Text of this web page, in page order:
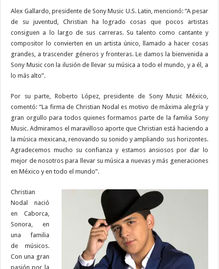
Alex Gallardo, presidente de Sony Music U.S. Latin, mencionó: “A pesar
de su juventud, Christian ha logrado cosas que pocos artistas
consiguen a lo largo de sus carreras. Su talento como cantante y
compositor lo convierten en un artista único, llamado a hacer cosas
grandes, a trascender géneros y fronteras. Le damos la bienvenida a
Sony Music con la ilusión de llevar su música a todo el mundo, y a él, a
lo más alto”.
Por su parte, Roberto López, presidente de Sony Music México,
comentó: “La firma de Christian Nodal es motivo de máxima alegría y
gran orgullo para todos quienes formamos parte de la familia Sony
Music. Admiramos el maravilloso aporte que Christian está haciendo a
la música mexicana, renovando su sonido y ampliando sus horizontes.
Agradecemos mucho su confianza y estamos ansiosos por dar lo
mejor de nosotros para llevar su música a nuevas y más generaciones
en México y en todo el mundo”.
Christian
Nodal nació
en Caborca,
Sonora, en
una familia
de músicos.
Con una gran
pasión por la